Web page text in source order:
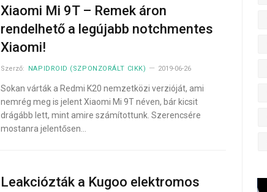
Xiaomi Mi 9T – Remek áron
rendelhető a legújabb notchmentes
Xiaomi!
Szerző: NAPIDROID (SZPONZORÁLT CIKK) 2019-06-26
Sokan várták a Redmi K20 nemzetközi verzióját, ami
nemrég meg is jelent Xiaomi Mi 9T néven, bár kicsit
drágább lett, mint amire számítottunk. Szerencsére
mostanra jelentősen…
Leakciózták a Kugoo elektromos